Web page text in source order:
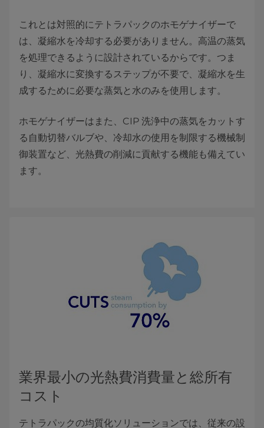
これとは対照的にテトラパックのホモゲナイザーで
は、凝縮水を冷却する必要がありません。高温の蒸気
を処理できるように設計されているからです。つま
り、凝縮水に変換するステップが不要で、凝縮水を生
成するために必要な蒸気と水のみを使用します。
ホモゲナイザーはまた、CIP 洗浄中の蒸気をカットす
る自動切替バルブや、冷却水の使用を制限する機械制
御装置など、光熱費の削減に貢献する機能も備えてい
ます。
業界最小の光熱費消費量と総所有
コスト
テトラパックの均質化ソリューションでは、従来の設